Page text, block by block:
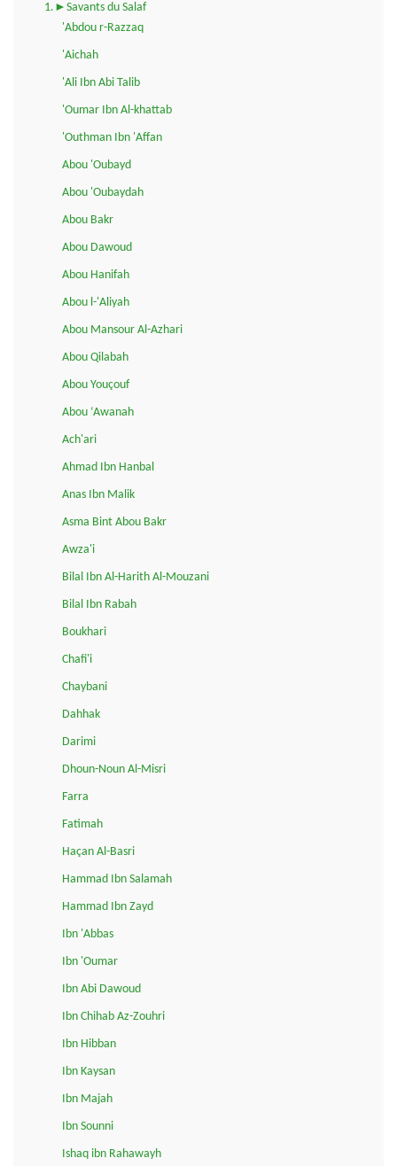
1.►Savants du Salaf
'Abdou r-Razzaq
'Aichah
'Ali Ibn Abi Talib
'Oumar Ibn Al-khattab
'Outhman Ibn 'Affan
Abou 'Oubayd
Abou 'Oubaydah
Abou Bakr
Abou Dawoud
Abou Hanifah
Abou l-'Aliyah
Abou Mansour Al-Azhari
Abou Qilabah
Abou Youçouf
Abou ‘Awanah
Ach'ari
Ahmad Ibn Hanbal
Anas Ibn Malik
Asma Bint Abou Bakr
Awza'i
Bilal Ibn Al-Harith Al-Mouzani
Bilal Ibn Rabah
Boukhari
Chafi'i
Chaybani
Dahhak
Darimi
Dhoun-Noun Al-Misri
Farra
Fatimah
Haçan Al-Basri
Hammad Ibn Salamah
Hammad Ibn Zayd
Ibn 'Abbas
Ibn 'Oumar
Ibn Abi Dawoud
Ibn Chihab Az-Zouhri
Ibn Hibban
Ibn Kaysan
Ibn Majah
Ibn Sounni
Ishaq ibn Rahawayh